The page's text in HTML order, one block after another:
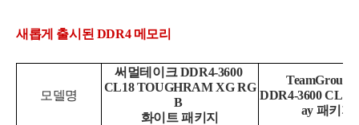
새롭게 출시된 DDR4 메모리
모델명
써멀테이크 DDR4-3600
CL18 TOUGHRAM XG RG
B
화이트 패키지
TeamGroup
DDR4-3600
ay 패키지